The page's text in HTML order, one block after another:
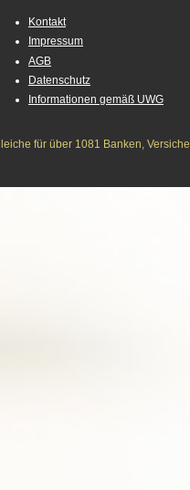
Kontakt
Impressum
AGB
Datenschutz
Informationen gemäß UWG
für über 1081 Banken,